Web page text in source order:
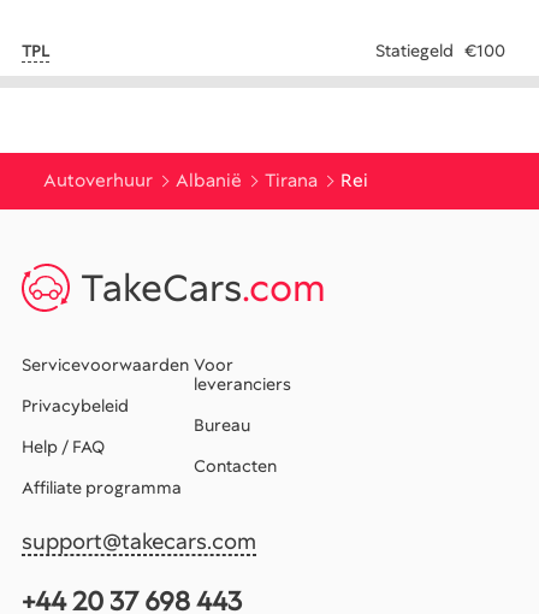
TPL Statiegeld €100
Autoverhuur Albanië Tirana Rei
TakeCars.com
Servicevoorwaarden
Privacybeleid
Help / FAQ
Affiliate programma
Voor
leveranciers
Bureau
Contacten
support@takecars.com
+44 20 37 698 443